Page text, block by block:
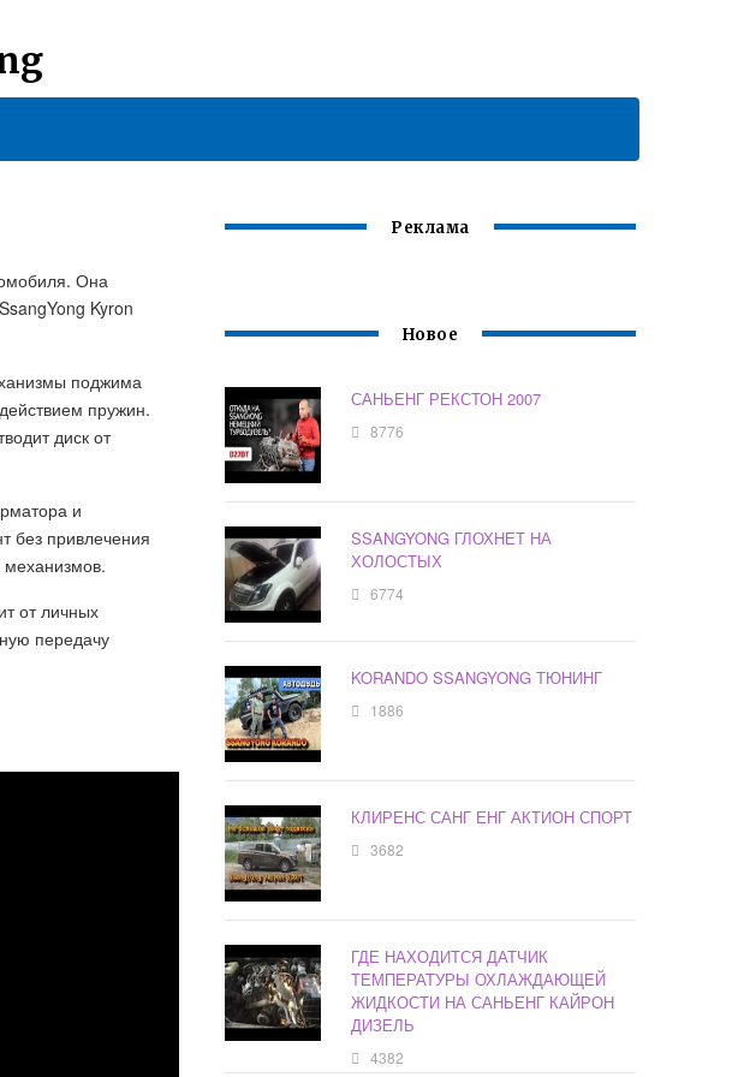
Она
Kyron
поджима
пружин.
диск от
и
без привлечения
от личных
передачу
Реклама
Новое
САНЬЕНГ РЕКСТОН 2007
8776
SSANGYONG ГЛОХНЕТ НА
ХОЛОСТЫХ
6774
KORANDO SSANGYONG ТЮНИНГ
1886
КЛИРЕНС САНГ ЕНГ АКТИОН СПОРТ
3682
ГДЕ НАХОДИТСЯ ДАТЧИК
ТЕМПЕРАТУРЫ ОХЛАЖДАЮЩЕЙ
ЖИДКОСТИ НА САНЬЕНГ КАЙРОН
ДИЗЕЛЬ
4382